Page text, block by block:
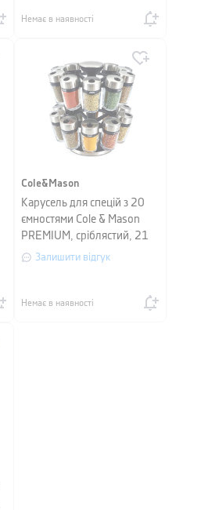
Немає в наявності
Cole&Mason
Карусель для спецій з 20
ємностями Cole & Mason
PREMIUM, сріблястий, 21
предмет
Залишити відгук
Немає в наявності